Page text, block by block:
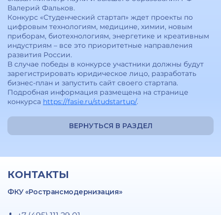
Валерий Фальков.
Конкурс «Студенческий стартап» ждет проекты по
цифровым технологиям, медицине, химии, новым
приборам, биотехнологиям, энергетике и креативным
индустриям – все это приоритетные направления
развития России.
В случае победы в конкурсе участники должны будут
зарегистрировать юридическое лицо, разработать
бизнес-план и запустить сайт своего стартапа.
Подробная информация размещена на странице
конкурса https://fasie.ru/studstartup/.
ВЕРНУТЬСЯ В РАЗДЕЛ
КОНТАКТЫ
ФКУ «Ространсмодернизация»